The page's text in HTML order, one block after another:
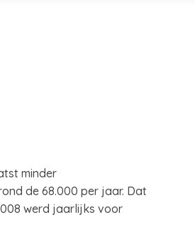
minder
de 68.000 per jaar. Dat
werd jaarlijks voor